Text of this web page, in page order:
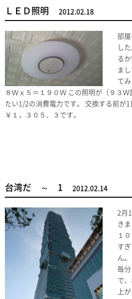
ＬＥＤ照明 2012.02.18
部
し
る
ま
て
８Ｗｘ５＝１９０Ｗ この照明が（９３
たい1/2の消費電力です。 交換する前が
￥１，３０５．３です。
台湾だ ～ 1 2012.02.14
2月
き
１
す
ん
毎
で
上